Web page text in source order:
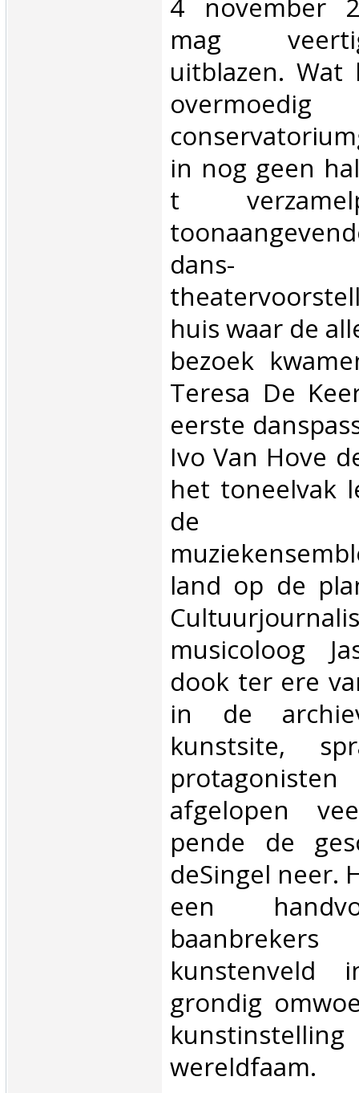
‎4 november
mag
uitblazen. Wat
overmoedig
in nog geen
t
huis waar de
bezoek
Teresa De
eerste
Ivo Van Hove
het toneelvak
de
land op de
musicoloog
dook ter ere
in de
kunstsite,
afgelopen
pende de
deSingel neer.
een
kunstenveld
grondig
wereldfaam.‎